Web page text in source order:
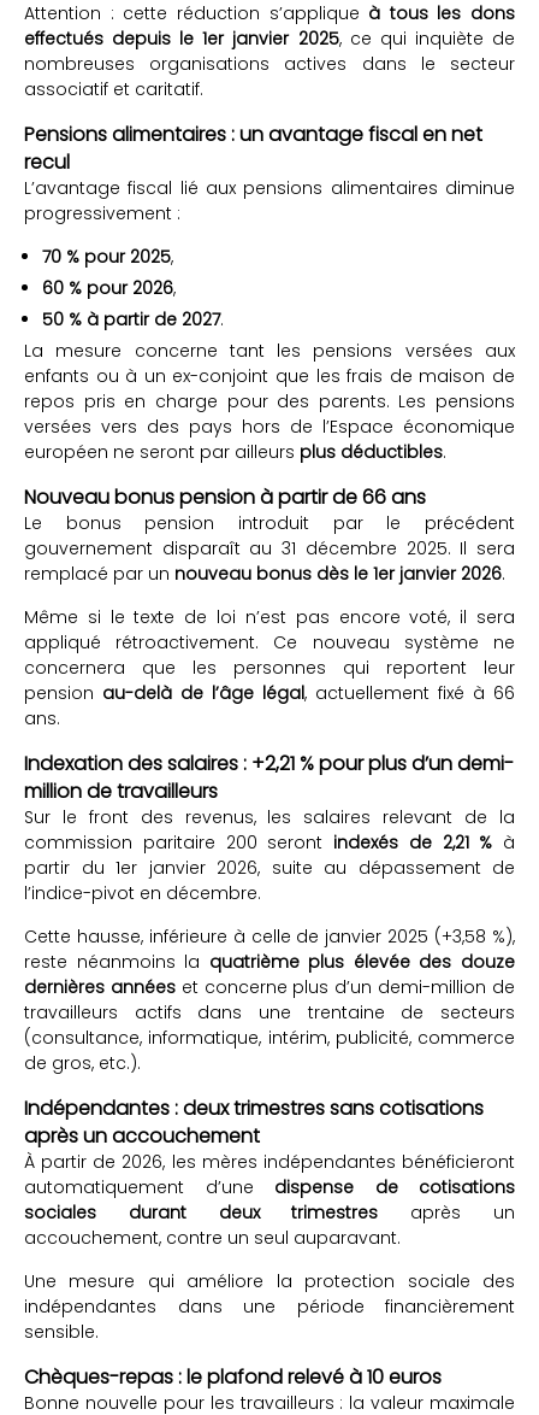
Attention : cette réduction s’applique à tous les dons
effectués depuis le 1er janvier 2025, ce qui inquiète de
nombreuses organisations actives dans le secteur
associatif et caritatif.
Pensions alimentaires : un avantage fiscal en net
recul
L’avantage fiscal lié aux pensions alimentaires diminue
progressivement :
70 % pour 2025,
60 % pour 2026,
50 % à partir de 2027.
La mesure concerne tant les pensions versées aux
enfants ou à un ex-conjoint que les frais de maison de
repos pris en charge pour des parents. Les pensions
versées vers des pays hors de l’Espace économique
européen ne seront par ailleurs plus déductibles.
Nouveau bonus pension à partir de 66 ans
Le bonus pension introduit par le précédent
gouvernement disparaît au 31 décembre 2025. Il sera
remplacé par un nouveau bonus dès le 1er janvier 2026.
Même si le texte de loi n’est pas encore voté, il sera
appliqué rétroactivement. Ce nouveau système ne
concernera que les personnes qui reportent leur
pension au-delà de l’âge légal, actuellement fixé à 66
ans.
Indexation des salaires : +2,21 % pour plus d’un demi-
million de travailleurs
Sur le front des revenus, les salaires relevant de la
commission paritaire 200 seront indexés de 2,21 % à
partir du 1er janvier 2026, suite au dépassement de
l’indice-pivot en décembre.
Cette hausse, inférieure à celle de janvier 2025 (+3,58 %),
reste néanmoins la quatrième plus élevée des douze
dernières annéeset concerne plus d’un demi-million de
travailleurs actifs dans une trentaine de secteurs
(consultance, informatique, intérim, publicité, commerce
de gros, etc.).
Indépendantes : deux trimestres sans cotisations
après un accouchement
À partir de 2026, les mères indépendantes bénéficieront
automatiquement d’une dispense de cotisations
sociales durant deux trimestres après un
accouchement, contre un seul auparavant.
Une mesure qui améliore la protection sociale des
indépendantes dans une période financièrement
sensible.
Chèques-repas : le plafond relevé à 10 euros
Bonne nouvelle pour les travailleurs : la valeur maximale